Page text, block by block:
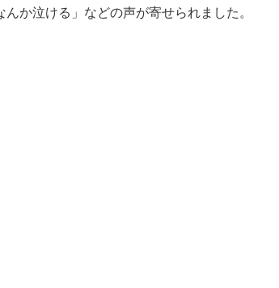
か泣ける」などの声が寄せられました。